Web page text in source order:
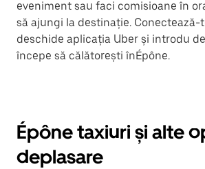
eveniment sau faci comisioane în
să ajungi la destinație. Conectează-
deschide aplicația Uber și introdu
începe să călătorești înÉpône.
Épône taxiuri și alte
deplasare